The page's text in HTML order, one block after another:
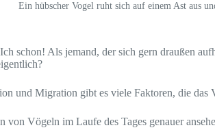
Ein hübscher Vogel ruht sich auf einem Ast aus
schon! Als jemand, der sich gern draußen
und Migration gibt es viele Faktoren, die das
Vögeln im Laufe des Tages genauer